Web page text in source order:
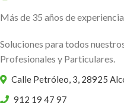
Más de 35 años de
Soluciones para todos
Profesionales y Particulares.
Calle Petróleo, 3, 28925
912 19 47 97